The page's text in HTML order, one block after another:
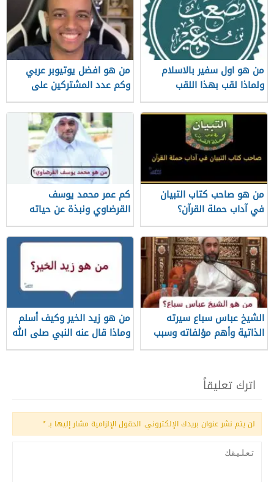
من هو اول سفير بالاسلام
ولماذا لقب بهذا اللقب
من هو افضل يوتيوبر عربي
وكم عدد المشتركين على
قناته الرسمية
من هو صاحب كتاب التبيان
في آداب حملة القرآن؟
كم عمر محمد يوسف
القرضاوي ونبذة عن حياته
الشيخ عباس سباع سيرته
الذاتية وأهم مؤلفاته وسبب
وفاته
من هو زيد الخير وكيف أسلم
وماذا قال عنه النبي صلى الله
عليه وسلم؟
اترك تعليقاً
لن يتم نشر عنوان بريدك الإلكتروني. الحقول الإلزامية مشار إليها بـ*